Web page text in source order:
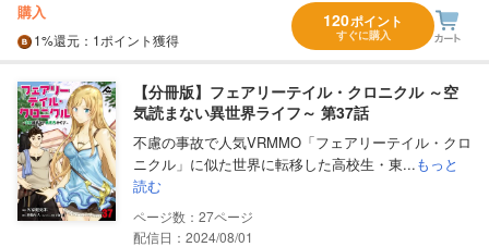
購入
1%還元 ：1ポイント獲得
120ポイント
すぐに購入
【分冊版】フェアリーテイル・クロニクル ～空
気読まない異世界ライフ～ 第37話
不慮の事故で人気VRMMO「フェアリーテイル・クロ
ニクル」に似た世界に転移した高校生・東...もっと
読む
27
配信日：2024/08/01